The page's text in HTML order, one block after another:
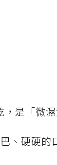
是「微濕
、硬硬的